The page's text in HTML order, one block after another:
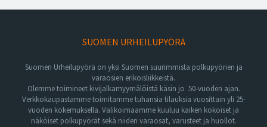
SUOMEN URHEILUPYÖRÄ
Suomen Urheilupyörä on yksi Suomen suurimmista polkupyörien ja
varaosien erikoisliikkeistä.
Olemme toimineet kivijalkamyymälöistä käsin jo 50-vuoden ajan.
Verkkokaupastamme toimitamme tuhansia tilauksia vuosittain yli 25-
vuoden kokemuksella. Valikoimaamme kuuluu kaiken kokoiset ja
näköiset polkupyörät sekä niiden varaosat, varusteet ja huollot.